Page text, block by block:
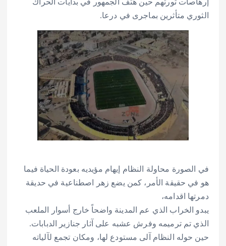
الثوري متأثرين بماجرى في درعا.
في الصورة محاولة النظام إيهام مؤيديه بعودة الحياة فيما
هو في حقيقة الأمر، كمن يضع زهر اصطناعية في حديقة
دمرتها اقدامه،
يبدو الخراب الذي عم المدينة واضحاً خارج أسوار الملعب
الذي تم ترميمه وفرش عشبه على آثار جنازير الدبابات.
حين حوله النظام آلى مستودع لها، ومكان تجمع لآلياته